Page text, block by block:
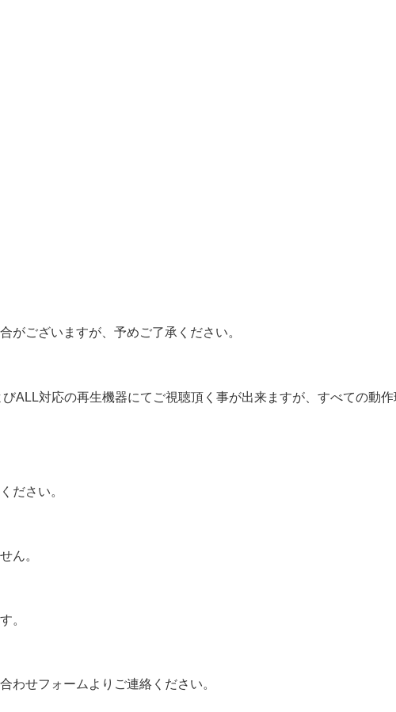
がございますが、予めご了承ください。
ALL対応の再生機器にてご視聴頂く事が出来ますが、すべての動
ださい。
ん。
。
わせフォームよりご連絡ください。